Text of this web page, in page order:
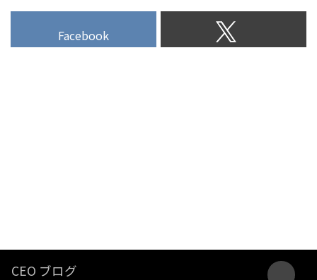
ルな価格" で提供するファストマ
ーテク企業です。コンテンツマー
ケティングのハブとなる自社メデ
Facebook
CEO ブログ